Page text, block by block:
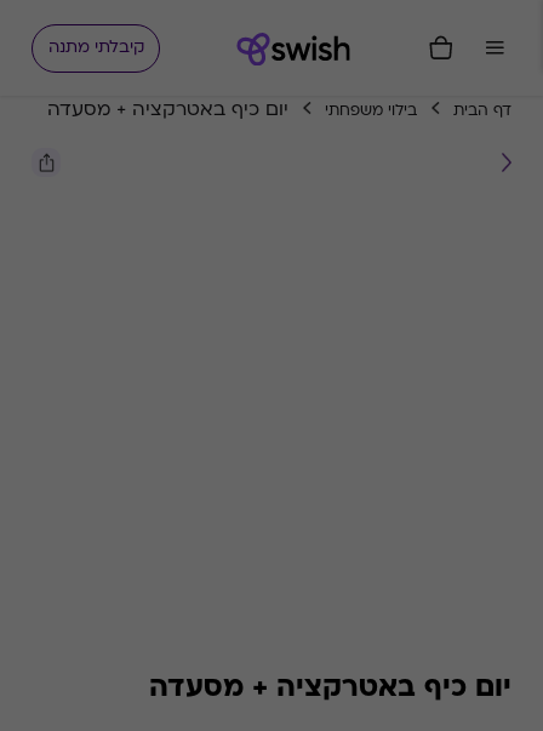
קיבלתי מתנה
דף הבית בילוי משפחתי יום כיף באטרקציה + מסעדה
יום כיף באטרקציה + מסעדה